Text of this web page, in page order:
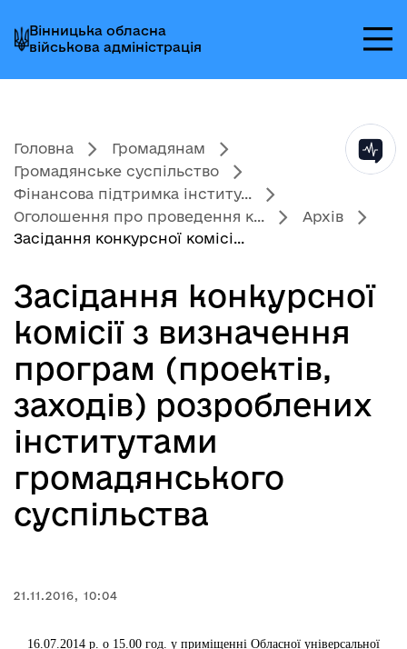
до
головного
меню
до
головного
вмісту
до
головного
колонтитула
Вінницька обласна
військова адміністрація
Головна
Громадянам
Громадянське суспільство
Фінансова підтримка інститу...
Оголошення про проведення к...
Архів
Засідання конкурсної комісі...
Засідання конкурсної
комісії з визначення
програм (проектів,
заходів) розроблених
інститутами
громадянського
суспільства
21.11.2016, 10:04
16.07.2014 р. о 15.00 год. у приміщенні Обласної універсальної